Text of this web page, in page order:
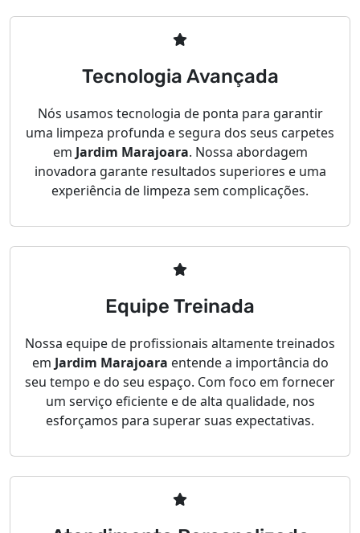
Tecnologia Avançada
Nós usamos tecnologia de ponta para garantir
uma limpeza profunda e segura dos seus carpetes
em Jardim Marajoara. Nossa abordagem
inovadora garante resultados superiores e uma
experiência de limpeza sem complicações.
Equipe Treinada
Nossa equipe de profissionais altamente treinados
em Jardim Marajoara entende a importância do
seu tempo e do seu espaço. Com foco em fornecer
um serviço eficiente e de alta qualidade, nos
esforçamos para superar suas expectativas.